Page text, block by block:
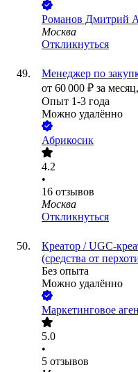
Романов Дмитрий
Москва
Откликнуться
Менеджер по
от 60 000 ₽ за месяц,
Опыт 1-3 года
Можно удалённо
Абрикосик
4.2
•
16 отзывов
Москва
Откликнуться
Креатор / UGC-
(средства от
Без опыта
Можно удалённо
Маркетинговое
5.0
•
5 отзывов